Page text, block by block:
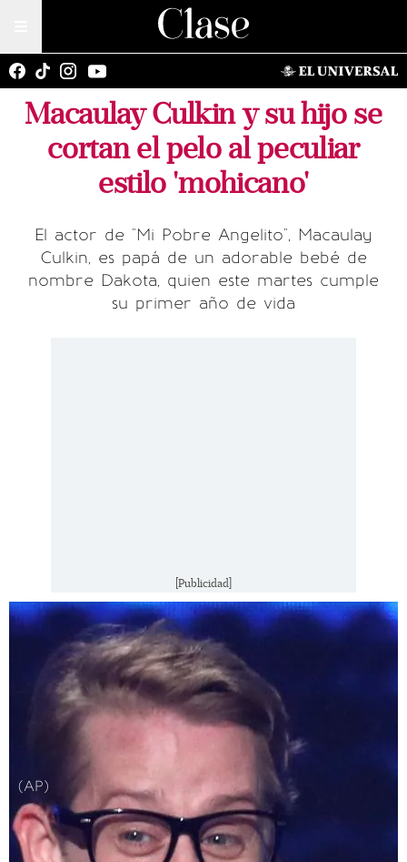
Macaulay Culkin y su hijo se
cortan el pelo al peculiar
estilo 'mohicano'
El actor de "Mi Pobre Angelito", Macaulay
Culkin, es papá de un adorable bebé de
nombre Dakota, quien este martes cumple
su primer año de vida
[Publicidad]
(AP)